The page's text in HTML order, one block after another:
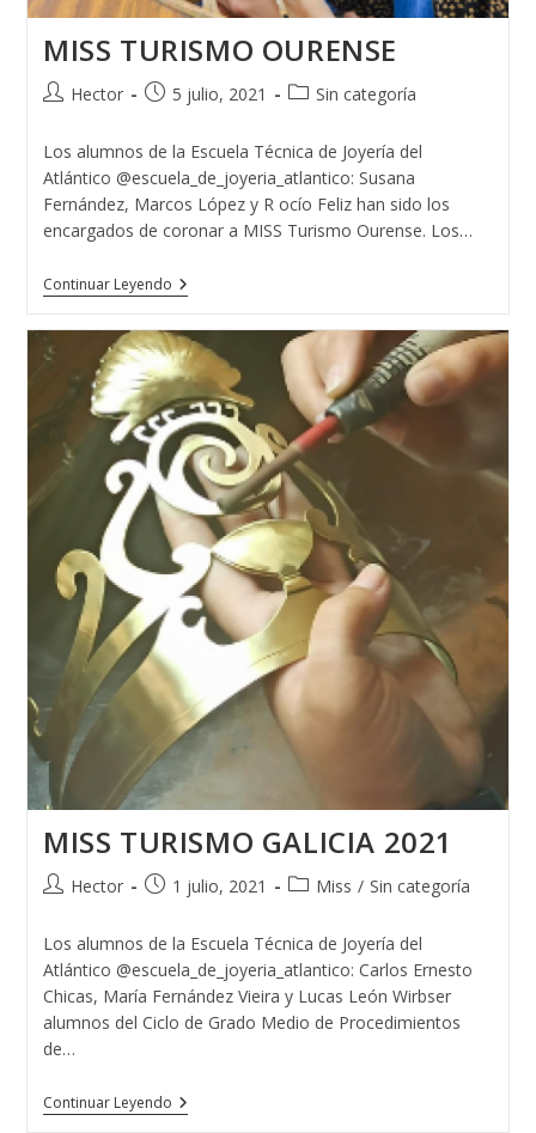
MISS TURISMO OURENSE
Autor
la
entrada:
Hector
Publicación
la
entrada:
5 julio, 2021
Categoría
la
entrada:
Sin categoría
Los alumnos de la Escuela Técnica de Joyería del
Atlántico @escuela_de_joyeria_atlantico: Susana
Fernández, Marcos López y R ocío Feliz han sido los
encargados de coronar a MISS Turismo Ourense. Los…
Continuar LeyendoMISS
TURISMO
MISS TURISMO GALICIA 2021
Autor
la
entrada:
Hector
Publicación
la
entrada:
1 julio, 2021
Categoría
la
entrada:
Miss / Sin categoría
Los alumnos de la Escuela Técnica de Joyería del
Atlántico @escuela_de_joyeria_atlantico: Carlos Ernesto
Chicas, María Fernández Vieira y Lucas León Wirbser
alumnos del Ciclo de Grado Medio de Procedimientos
de…
Continuar LeyendoMISS
TURISMO